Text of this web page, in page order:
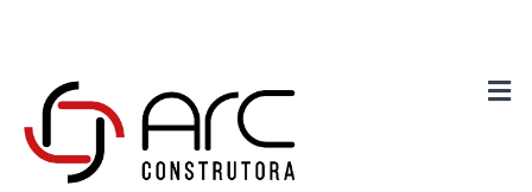
Caixa de Retenção
de Águas Pluviais